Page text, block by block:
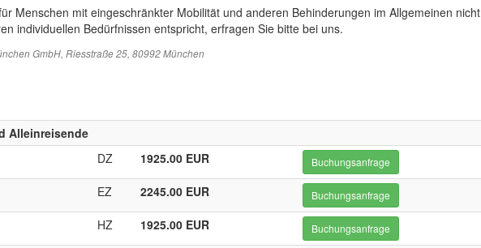
Menschen mit eingeschränkter Mobilität und anderen Behinderungen im Allgemeinen nicht
individuellen Bedürfnissen entspricht, erfragen Sie bitte bei uns.
GmbH, Riesstraße 25, 80992 München
Alleinreisende
DZ 1925.00 EUR Buchungsanfrage
EZ 2245.00 EUR Buchungsanfrage
HZ 1925.00 EUR Buchungsanfrage